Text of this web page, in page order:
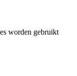
worden gebruikt